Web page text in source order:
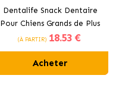
Dentalife Snack Dentaire
Pour Chiens Grands de Plus
de 25 kg
(À PARTIR) 18.53 €
Acheter